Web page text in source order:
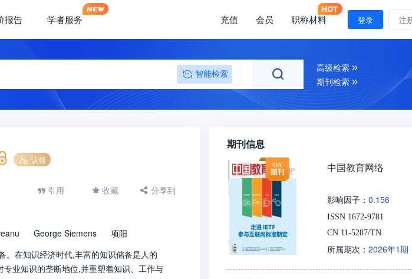
报告 学者服务 充值 会员 职称材料 登录 注
智能检索
高级检索
期刊检索
认领
引用 收藏 分享到
George Siemens
项阳
。在知识经济时代,丰富的知识储备是人的
业知识的垄断地位,并重塑着知识、工作与
期刊信息
中国教育网络
影响因子： 0.156
ISSN 1672-9781
CN 11-5287/TN
所属期次： 2026年1期